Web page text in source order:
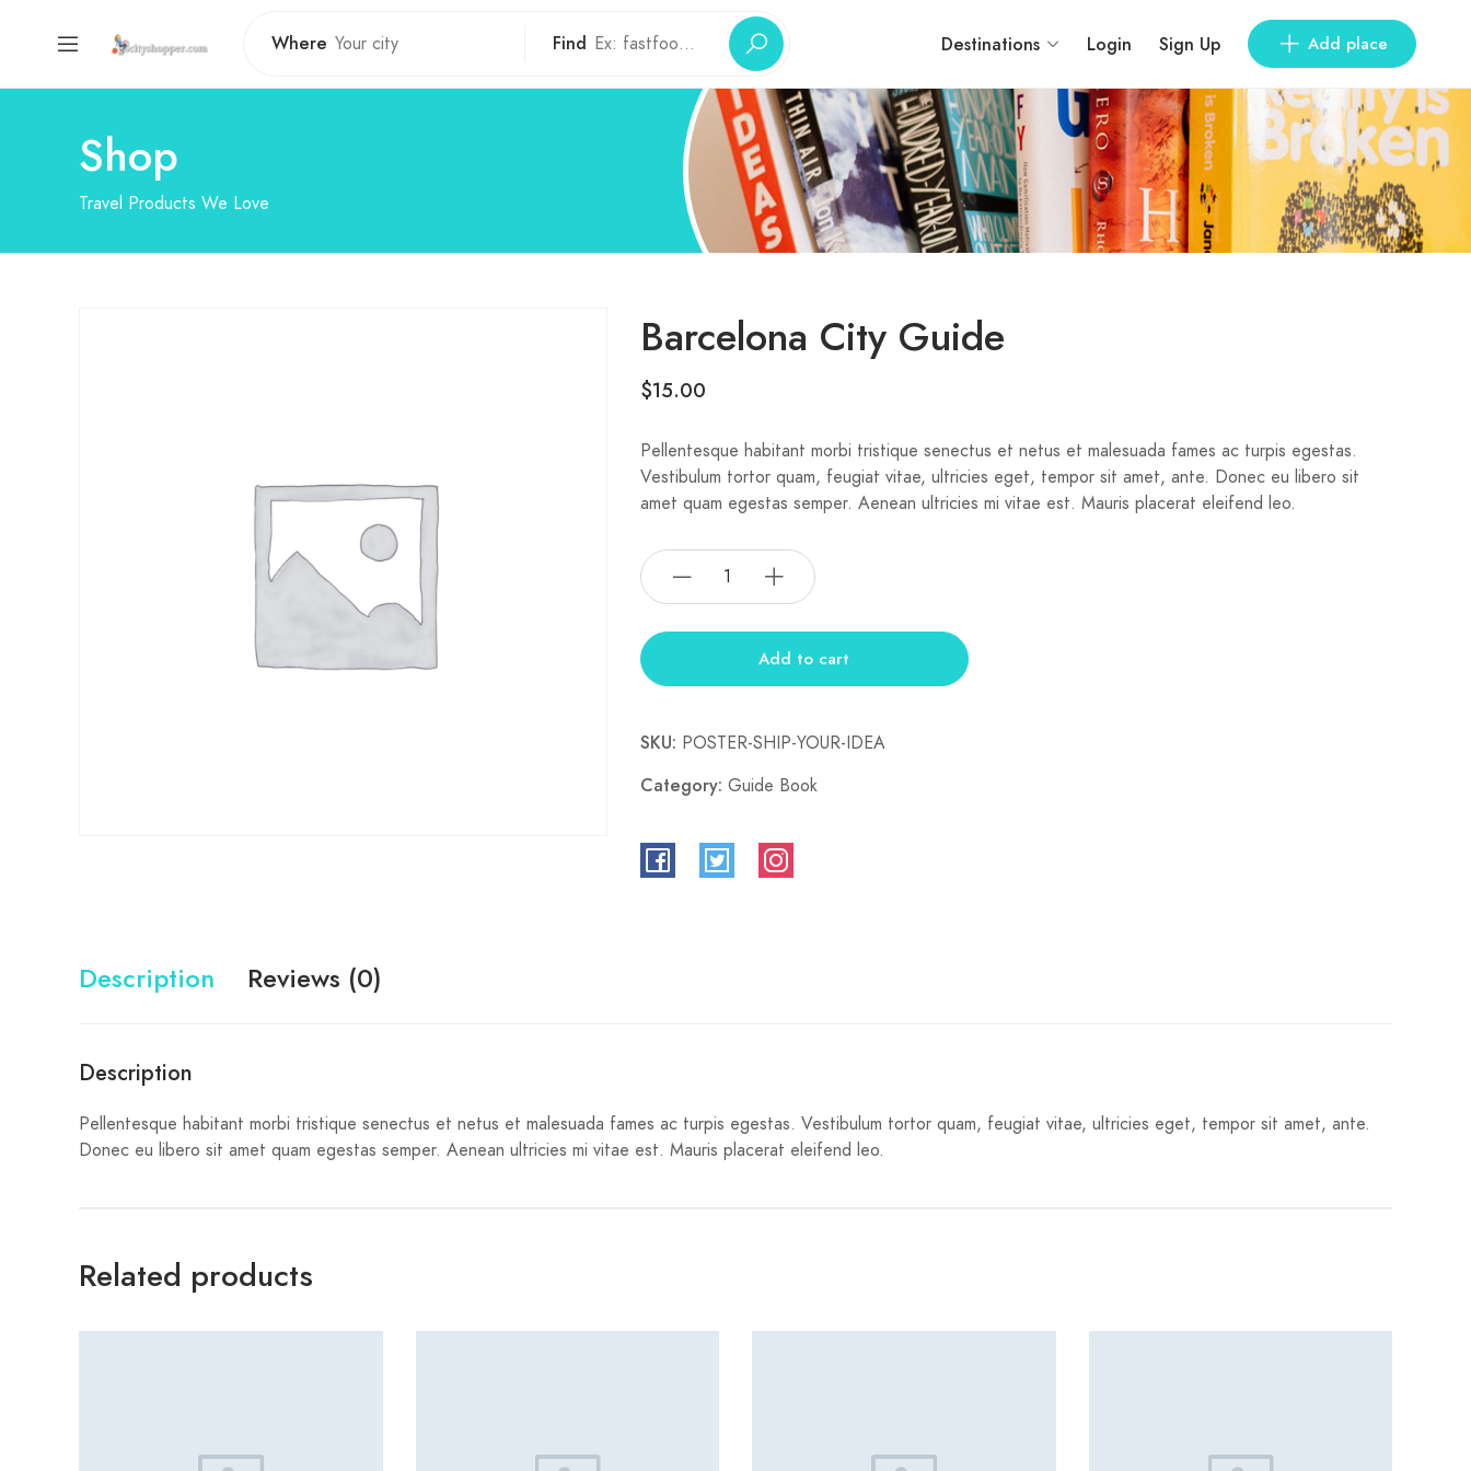
Where Find Destinations Login Sign Up Add place
Shop
Travel Products We Love
Barcelona City Guide
$15.00
Pellentesque habitant morbi tristique senectus et netus et malesuada fames ac turpis egestas.
Vestibulum tortor quam, feugiat vitae, ultricies eget, tempor sit amet, ante. Donec eu libero sit
amet quam egestas semper. Aenean ultricies mi vitae est. Mauris placerat eleifend leo.
Add to cart
SKU: POSTER-SHIP-YOUR-IDEA
Category: Guide Book
Description Reviews (0)
Description
Pellentesque habitant morbi tristique senectus et netus et malesuada fames ac turpis egestas. Vestibulum tortor quam, feugiat vitae, ultricies eget, tempor sit amet, ante.
Donec eu libero sit amet quam egestas semper. Aenean ultricies mi vitae est. Mauris placerat eleifend leo.
Related products